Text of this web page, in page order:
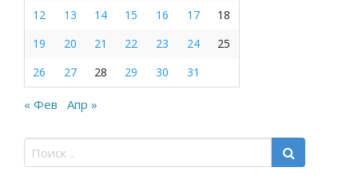
12
13 14 15 16 17
18
19
20 21 22 23 24
25
26
27 28 29 30 31
« Фев Апр »